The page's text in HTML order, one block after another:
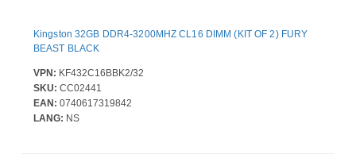
Kingston 32GB DDR4-3200MHZ CL16 DIMM (KIT OF 2) FURY
BEAST BLACK
VPN: KF432C16BBK2/32
SKU: CC02441
EAN: 0740617319842
LANG: NS